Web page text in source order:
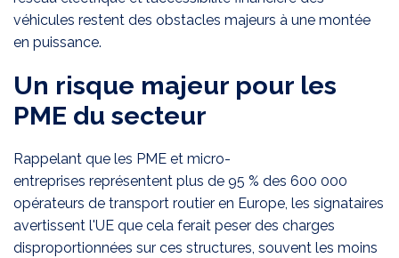
véhicules restent des obstacles majeurs à une montée
en puissance.
Un risque majeur pour les
PME du secteur
Rappelant que les PME et micro-
entreprises représentent plus de 95 % des 600 000
opérateurs de transport routier en Europe, les signataires
avertissent l'UE que cela ferait peser des charges
disproportionnées sur ces structures, souvent les moins